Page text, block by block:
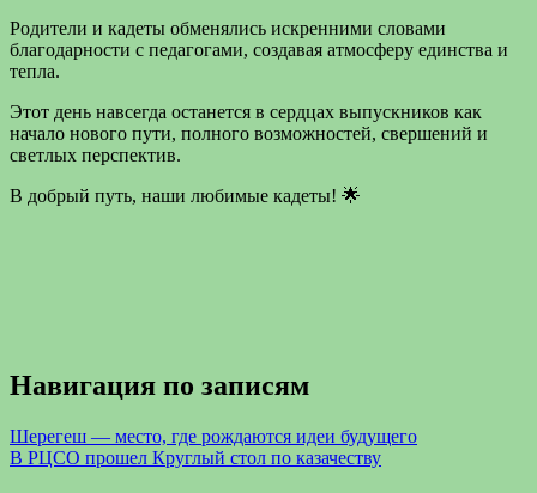
Родители и кадеты обменялись искренними словами
благодарности с педагогами, создавая атмосферу единства и
тепла.
Этот день навсегда останется в сердцах выпускников как
начало нового пути, полного возможностей, свершений и
светлых перспектив.
В добрый путь, наши любимые кадеты! 🌟
Навигация по записям
Шерегеш — место, где рождаются идеи будущего
В РЦСО прошел Круглый стол по казачеству